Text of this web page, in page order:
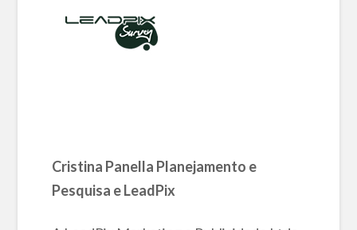
Cristina Panella Planejamento e
Pesquisa e LeadPix